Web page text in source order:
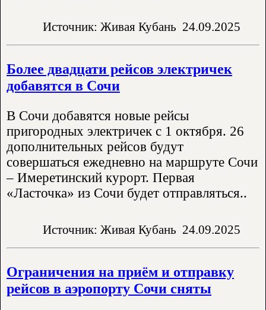
Источник: Живая Кубань 24.09.2025
Более двадцати рейсов электричек
добавятся в Сочи
В Сочи добавятся новые рейсы
пригородных электричек с 1 октября. 26
дополнительных рейсов будут
совершаться ежедневно на маршруте Сочи
– Имеретинский курорт. Первая
«Ласточка» из Сочи будет отправляться..
Источник: Живая Кубань 24.09.2025
Ограничения на приём и отправку
рейсов в аэропорту Сочи сняты